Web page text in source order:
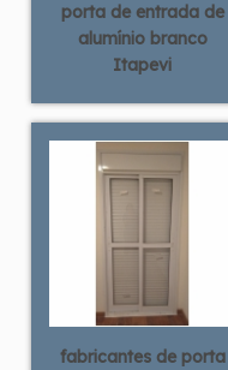
porta de entrada de
alumínio branco
Itapevi
fabricantes de porta